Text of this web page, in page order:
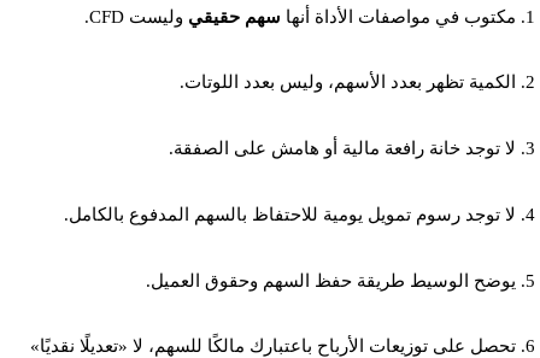
مكتوب في مواصفات الأداة أنها سهم حقيقي وليست CFD.
الكمية تظهر بعدد الأسهم، وليس بعدد اللوتات.
لا توجد خانة رافعة مالية أو هامش على الصفقة.
لا توجد رسوم تمويل يومية للاحتفاظ بالسهم المدفوع بالكامل.
يوضح الوسيط طريقة حفظ السهم وحقوق العميل.
تحصل على توزيعات الأرباح باعتبارك مالكًا للسهم، لا «تعديلًا نقديًا»